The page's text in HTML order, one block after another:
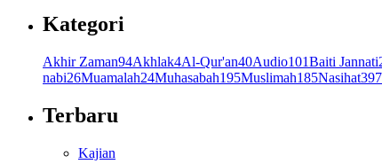
Kategori
Akhir Zaman94Akhlak4Al-Qur'an40Audio101Baiti Jannati
nabi26Muamalah24Muhasabah195Muslimah185Nasihat397
Terbaru
Kajian